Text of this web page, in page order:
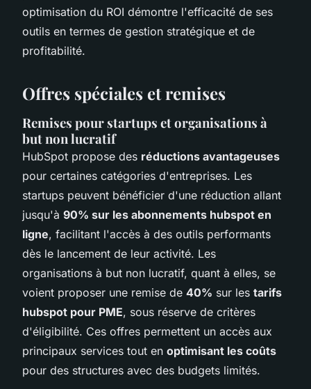
optimisation du ROI démontre l'efficacité de ses
outils en termes de gestion stratégique et de
profitabilité.
Offres spéciales et remises
Remises pour startups et organisations à
but non lucratif
HubSpot propose des réductions avantageuses
pour certaines catégories d'entreprises. Les
startups peuvent bénéficier d'une réduction allant
jusqu'à 90% sur les abonnements hubspot en
ligne, facilitant l'accès à des outils performants
dès le lancement de leur activité. Les
organisations à but non lucratif, quant à elles, se
voient proposer une remise de 40% sur les tarifs
hubspot pour PME, sous réserve de critères
d'éligibilité. Ces offres permettent un accès aux
principaux services tout en optimisant les coûts
pour des structures avec des budgets limités.